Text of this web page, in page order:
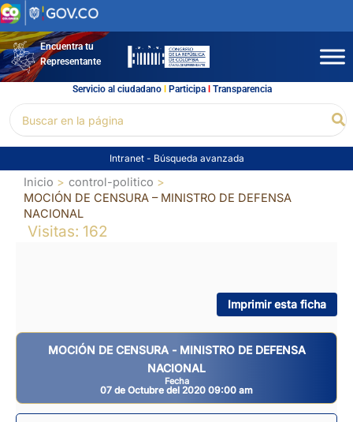
Ir
al
contenidoEncuentra tu
Representante
Servicio al ciudadano l Participal Transparencia
por:
Intranet - Búsqueda avanzada
Inicio
control-politico
MOCIÓN DE CENSURA – MINISTRO DE DEFENSA
NACIONAL
Visitas: 162
Imprimir esta ficha
MOCIÓN DE CENSURA - MINISTRO DE DEFENSA
NACIONAL
Fecha
07 de Octubre del 2020 09:00 am